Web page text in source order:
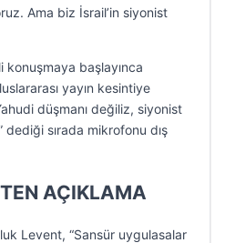
Ama biz İsrail’in siyonist
konuşmaya başlayınca
yayın kesintiye
düşmanı değiliz, siyonist
dediği sırada mikrofonu dış
AÇIKLAMA
Levent, “Sansür uygulasalar